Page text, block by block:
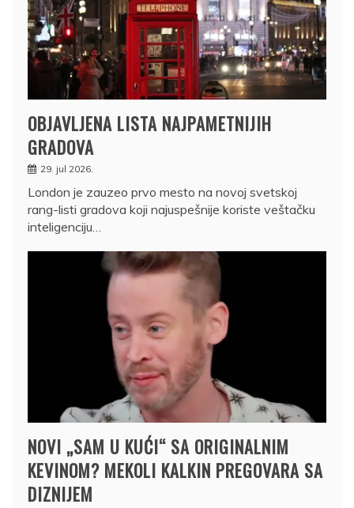
OBJAVLJENA LISTA NAJPAMETNIJIH
GRADOVA
29. jul 2026.
London je zauzeo prvo mesto na novoj svetskoj
rang-listi gradova koji najuspešnije koriste veštačku
inteligenciju…
NOVI „SAM U KUĆI“ SA ORIGINALNIM
KEVINOM? MEKOLI KALKIN PREGOVARA SA
DIZNIJEM